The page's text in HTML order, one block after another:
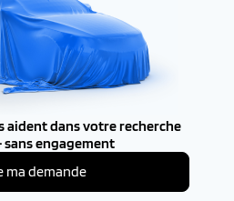
aident dans votre recherche
sans engagement
ma demande